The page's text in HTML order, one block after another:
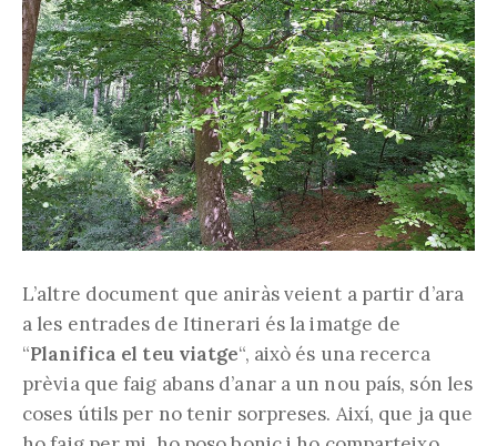
L’altre document que aniràs veient a partir d’ara
a les entrades de Itinerari és la imatge de
“Planifica el teu viatge“, això és una recerca
prèvia que faig abans d’anar a un nou país, són les
coses útils per no tenir sorpreses. Així, que ja que